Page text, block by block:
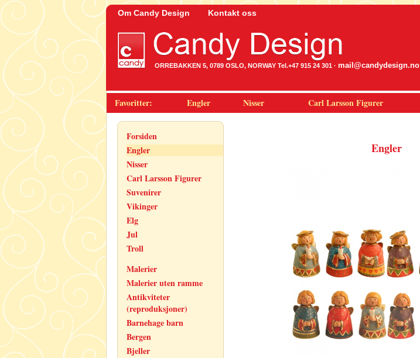
Om Candy Design Kontakt oss
ORREBAKKEN 5, 0789 OSLO, NORWAY Tel.+47 915 24 301 · mail@candydesign.no
Favoritter: Engler Nisser Carl Larsson Figurer
Forsiden
Engler
Nisser
Carl Larsson Figurer
Suvenirer
Vikinger
Elg
Jul
Troll
Malerier
Malerier uten ramme
Antikviteter
(reproduksjoner)
Barnehage barn
Bergen
Bjeller
Engler